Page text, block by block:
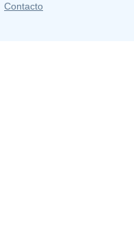
Contacto